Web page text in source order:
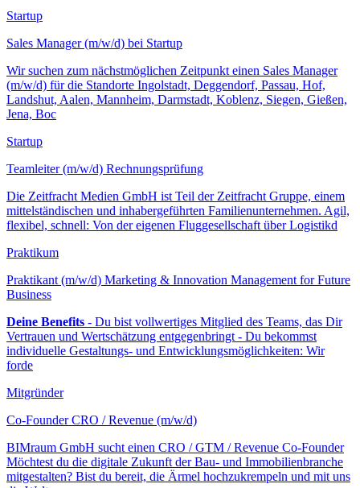
Startup
Sales Manager (m/w/d) bei Startup
Wir suchen zum nächstmöglichen Zeitpunkt einen Sales Manager
(m/w/d) für die Standorte Ingolstadt, Deggendorf, Passau, Hof,
Landshut, Aalen, Mannheim, Darmstadt, Koblenz, Siegen, Gießen,
Jena, Boc
Startup
Teamleiter (m/w/d) Rechnungsprüfung
Die Zeitfracht Medien GmbH ist Teil der Zeitfracht Gruppe, einem
mittelständischen und inhabergeführten Familienunternehmen. Agil,
flexibel, schnell: Von der eigenen Fluggesellschaft über Logistikd
Praktikum
Praktikant (m/w/d) Marketing & Innovation Management for Future
Business
Deine Benefits - Du bist vollwertiges Mitglied des Teams, das Dir
Vertrauen und Wertschätzung entgegenbringt - Du bekommst
individuelle Gestaltungs- und Entwicklungsmöglichkeiten: Wir
forde
Mitgründer
Co-Founder CRO / Revenue (m/w/d)
BIMraum GmbH sucht einen CRO / GTM / Revenue Co-Founder
Möchtest du die digitale Zukunft der Bau- und Immobilienbranche
mitgestalten? Bist du bereit, die Ärmel hochzukrempeln und mit uns